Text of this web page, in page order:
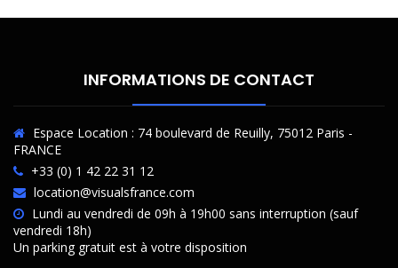
INFORMATIONS DE CONTACT
Espace Location : 74 boulevard de Reuilly, 75012 Paris -
FRANCE
+33 (0) 1 42 22 31 12
location@visualsfrance.com
Lundi au vendredi de 09h à 19h00 sans interruption (sauf
vendredi 18h)
Un parking gratuit est à votre disposition